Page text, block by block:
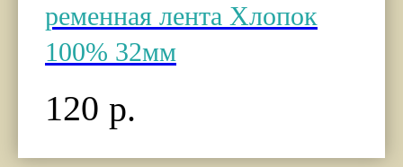
ременная лента Хлопок
100% 32мм
120 р.